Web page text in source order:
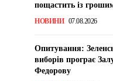
пощастить із
НОВИНИ 07.08.2026
Опитування:
виборів програє
Федорову